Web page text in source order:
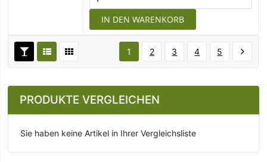
IN DEN WARENKORB
1 2 3 4 5
PRODUKTE VERGLEICHEN
Sie haben keine Artikel in Ihrer Vergleichsliste